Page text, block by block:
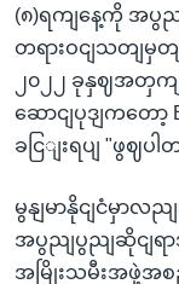
(၈)ရကျနေ့ကို အပွည
တရားဝငျသတျမှတ
၂၀၂၂ ခုနှဈအတှကျ
ဆောငျပုဒျကတော့
ခငြျးရပျ "ဖွဈပါ
မွနျမာနိုငျငံမှာလည
အပွညျပွညျဆိုငျရ
အမြိုးသမီးအဖှဲ့အစ